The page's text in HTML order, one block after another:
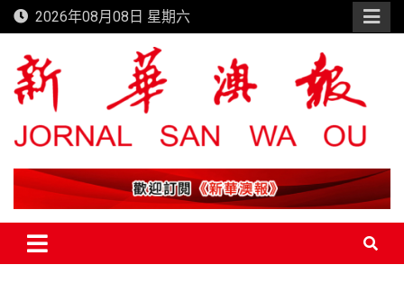
Skip
to
content
2026年08月08日 星期六
新華澳報